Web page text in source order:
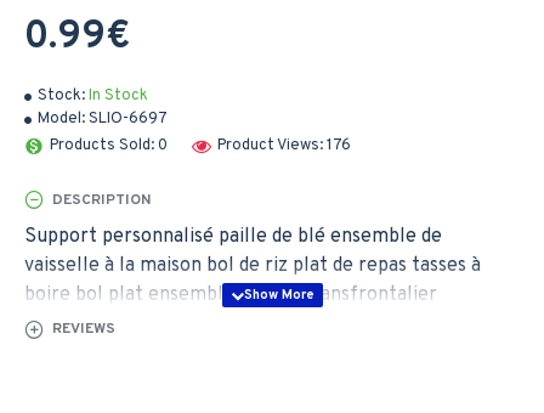
Stock:In Stock
Model:SLIO-6697
Products Sold: 0
Product Views: 176
0.99€
DESCRIPTION
Support personnalisé paille de blé ensemble de
vaisselle à la maison bol de riz plat de repas tasses à
boire bol plat ensemble cadeau transfrontalier
REVIEWS